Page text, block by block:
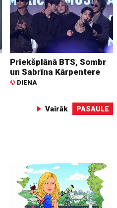
Priekšplānā BTS, Sombr
un Sabrīna Kārpentere
© DIENA
Vairāk PASAULE